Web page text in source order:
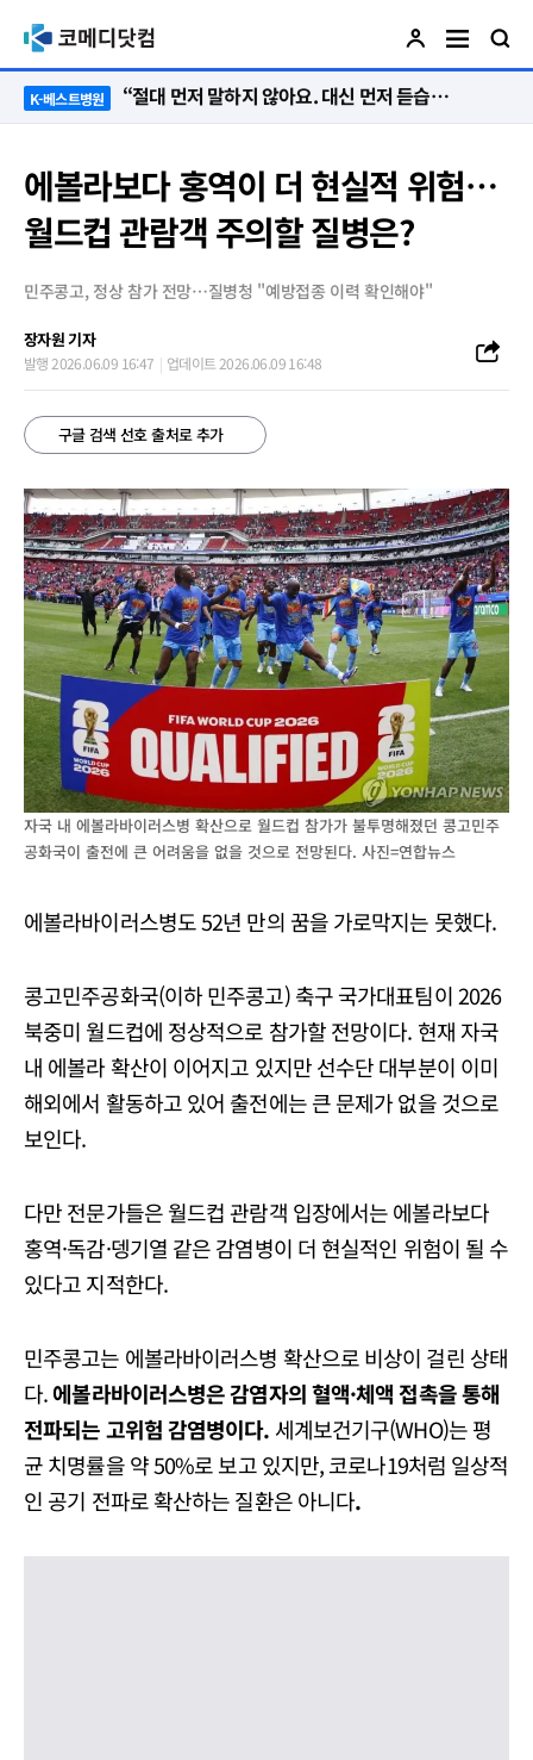
K-베스트병원 “절대 먼저 말하지 않아요. 대신 먼저 듣습니다”
에볼라보다 홍역이 더 현실적 위험…
월드컵 관람객 주의할 질병은?
민주콩고, 정상 참가 전망…질병청 "예방접종 이력 확인해야"
장자원 기자
발행 2026.06.09 16:47 업데이트 2026.06.09 16:48
구글 검색 선호 출처로 추가
자국 내 에볼라바이러스병 확산으로 월드컵 참가가 불투명해졌던 콩고민주
공화국이 출전에 큰 어려움을 없을 것으로 전망된다. 사진=연합뉴스
에볼라바이러스병도 52년 만의 꿈을 가로막지는 못했다.
콩고민주공화국(이하 민주콩고) 축구 국가대표팀이 2026
북중미 월드컵에 정상적으로 참가할 전망이다. 현재 자국
내 에볼라 확산이 이어지고 있지만 선수단 대부분이 이미
해외에서 활동하고 있어 출전에는 큰 문제가 없을 것으로
보인다.
다만 전문가들은 월드컵 관람객 입장에서는 에볼라보다
홍역·독감·뎅기열 같은 감염병이 더 현실적인 위험이 될 수
있다고 지적한다.
민주콩고는 에볼라바이러스병 확산으로 비상이 걸린 상태
다.에볼라바이러스병은 감염자의 혈액·체액 접촉을 통해
전파되는 고위험 감염병이다. 세계보건기구(WHO)는 평
균 치명률을 약 50%로 보고 있지만, 코로나19처럼 일상적
인 공기 전파로 확산하는 질환은 아니다.